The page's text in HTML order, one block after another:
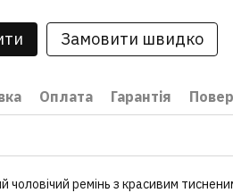
Замовити швидко
Оплата Гарантія
чоловічий ремінь з красивим